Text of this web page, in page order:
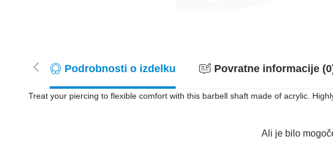
Podrobnosti o izdelku Povratne informacije
Treat your piercing to flexible comfort with this barbell shaft made of acrylic.
Ali je bilo